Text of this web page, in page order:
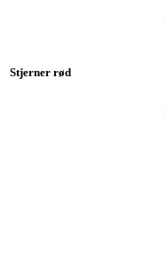
Stjerner rød